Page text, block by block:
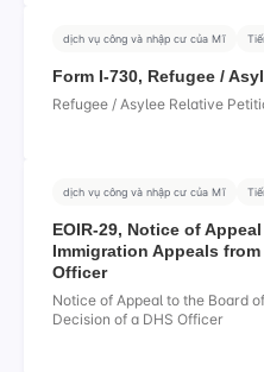
dịch vụ công và nhập cư của Mĩ
Form I-730, Refugee /
Refugee / Asylee Relative
dịch vụ công và nhập cư của Mĩ
EOIR-29, Notice of
Immigration Appeals
Officer
Notice of Appeal to the Board
Decision of a DHS Officer